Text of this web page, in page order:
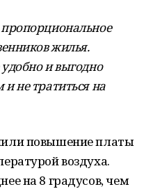
жилья.
и выгодно
не тратиться на
повышение платы
воздуха.
на 8 градусов, чем